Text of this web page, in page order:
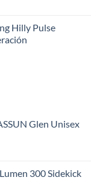
Hilly Pulse
Glen Unisex
300 Sidekick